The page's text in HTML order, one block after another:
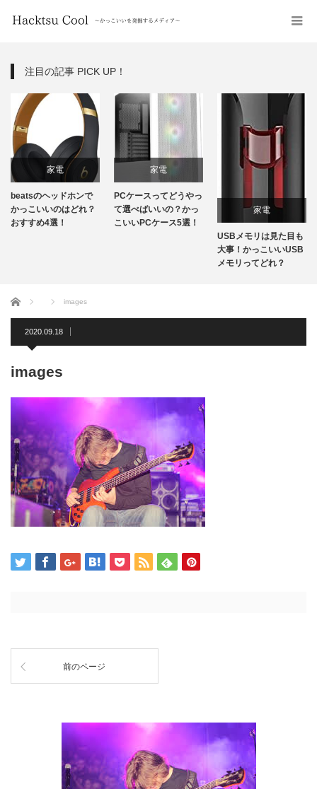
注目の記事 PICK UP！
家電
beatsのヘッドホンで
かっこいいのはどれ？
おすすめ4選！
家電
PCケースってどうやっ
て選べばいいの？かっ
こいいPCケース5選！
家電
USBメモリは見た目も
大事！かっこいいUSB
メモリってどれ？
ホーム images
2020.09.18
images
前のページ